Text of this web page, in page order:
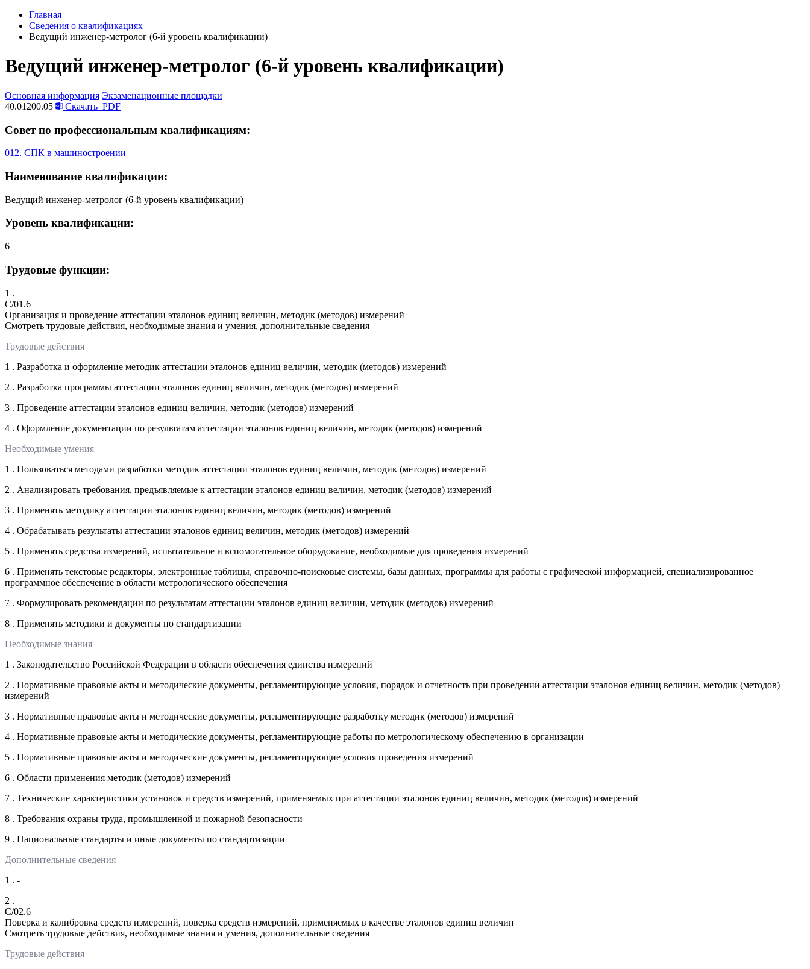
Главная
Сведения о квалификациях
Ведущий инженер-метролог (6-й уровень квалификации)
Ведущий инженер-метролог (6-й уровень квалификации)
Основная информация Экзаменационные площадки
40.01200.05
Скачать PDF
Совет по профессиональным квалификациям:
012. СПК в машиностроении
Наименование квалификации:
Ведущий инженер-метролог (6-й уровень квалификации)
Уровень квалификации:
6
Трудовые функции:
1 .
C/01.6
Организация и проведение аттестации эталонов единиц величин, методик (методов) измерений
Смотреть трудовые действия, необходимые знания и умения, дополнительные сведения
Трудовые действия
1 . Разработка и оформление методик аттестации эталонов единиц величин, методик (методов) измерений
2 . Разработка программы аттестации эталонов единиц величин, методик (методов) измерений
3 . Проведение аттестации эталонов единиц величин, методик (методов) измерений
4 . Оформление документации по результатам аттестации эталонов единиц величин, методик (методов) измерений
Необходимые умения
1 . Пользоваться методами разработки методик аттестации эталонов единиц величин, методик (методов) измерений
2 . Анализировать требования, предъявляемые к аттестации эталонов единиц величин, методик (методов) измерений
3 . Применять методику аттестации эталонов единиц величин, методик (методов) измерений
4 . Обрабатывать результаты аттестации эталонов единиц величин, методик (методов) измерений
5 . Применять средства измерений, испытательное и вспомогательное оборудование, необходимые для проведения измерений
6 . Применять текстовые редакторы, электронные таблицы, справочно-поисковые системы, базы данных, программы для работы с графической информацией, специализированное
программное обеспечение в области метрологического обеспечения
7 . Формулировать рекомендации по результатам аттестации эталонов единиц величин, методик (методов) измерений
8 . Применять методики и документы по стандартизации
Необходимые знания
1 . Законодательство Российской Федерации в области обеспечения единства измерений
2 . Нормативные правовые акты и методические документы, регламентирующие условия, порядок и отчетность при проведении аттестации эталонов единиц величин, методик (методов)
измерений
3 . Нормативные правовые акты и методические документы, регламентирующие разработку методик (методов) измерений
4 . Нормативные правовые акты и методические документы, регламентирующие работы по метрологическому обеспечению в организации
5 . Нормативные правовые акты и методические документы, регламентирующие условия проведения измерений
6 . Области применения методик (методов) измерений
7 . Технические характеристики установок и средств измерений, применяемых при аттестации эталонов единиц величин, методик (методов) измерений
8 . Требования охраны труда, промышленной и пожарной безопасности
9 . Национальные стандарты и иные документы по стандартизации
Дополнительные сведения
1 . -
2 .
C/02.6
Поверка и калибровка средств измерений, поверка средств измерений, применяемых в качестве эталонов единиц величин
Смотреть трудовые действия, необходимые знания и умения, дополнительные сведения
Трудовые действия